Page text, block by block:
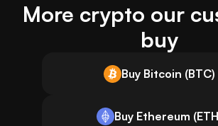
More crypto our
buy
Buy Bitcoin (BTC)
Buy Ethereum